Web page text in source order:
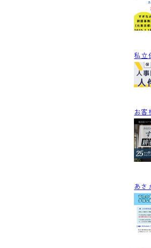
私立
お客
あ